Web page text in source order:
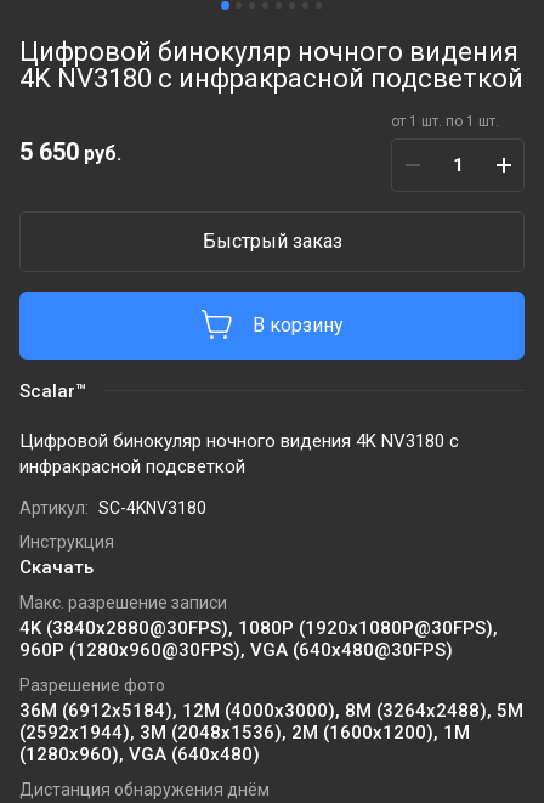
Цифровой бинокуляр ночного видения
4K NV3180 с инфракрасной подсветкой
5 650 руб.
от 1 шт. по 1 шт.
В корзину
Быстрый заказ
Scalar™
Цифровой бинокуляр ночного видения 4K NV3180 с
инфракрасной подсветкой
Артикул: SC-4KNV3180
Инструкция
Скачать
Макс. разрешение записи
4K (3840x2880@30FPS), 1080P (1920x1080P@30FPS),
960P (1280x960@30FPS), VGA (640x480@30FPS)
Разрешение фото
36M (6912x5184), 12M (4000x3000), 8M (3264x2488), 5M
(2592x1944), 3M (2048x1536), 2M (1600x1200), 1M
(1280x960), VGA (640x480)
Дистанция обнаружения днём